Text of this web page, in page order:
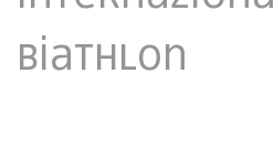
BIATHLON